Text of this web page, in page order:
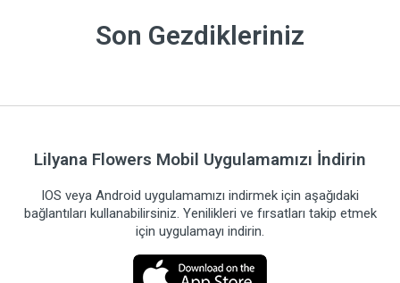
Son Gezdikleriniz
Lilyana Flowers Mobil Uygulamamızı İndirin
IOS veya Android uygulamamızı indirmek için aşağıdaki
bağlantıları kullanabilirsiniz. Yenilikleri ve fırsatları takip etmek
için uygulamayı indirin.